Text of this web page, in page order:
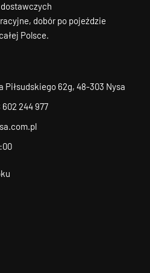
dobór po pojeździe
Polsce.
Piłsudskiego 62g, 48-303 Nysa
602 244 977